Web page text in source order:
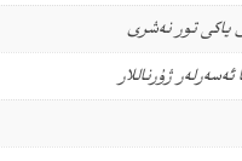
ياكى تور نەشرى
ئەسەرلەر ژۇرناللار